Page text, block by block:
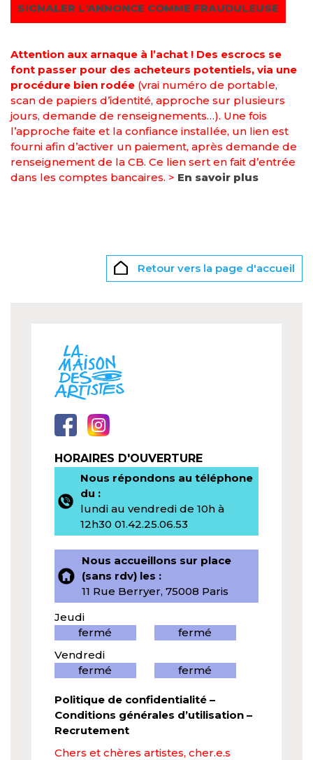
SIGNALER L'ANNONCE COMME FRAUDULEUSE
Attention aux arnaque à l’achat ! Des escrocs se
font passer pour des acheteurs potentiels, via une
procédure bien rodée (vrai numéro de portable,
scan de papiers d’identité, approche sur plusieurs
jours, demande de renseignements…). Une fois
l’approche faite et la confiance installée, un lien est
fourni afin d’activer un paiement, après demande de
renseignement de la CB. Ce lien sert en fait d’entrée
dans les comptes bancaires. > En savoir plus
Retour vers la page d'accueil
HORAIRES D'OUVERTURE
Nous répondons au téléphone
du :
lundi au vendredi de 10h à
12h30 01.42.25.06.53
Nous accueillons sur place
(sans rdv) les :
11 Rue Berryer, 75008 Paris
Jeudi
fermé
fermé
Vendredi
fermé
fermé
Politique de confidentialité –
Conditions générales d’utilisation –
Recrutement
Chers et chères artistes, cher.e.s